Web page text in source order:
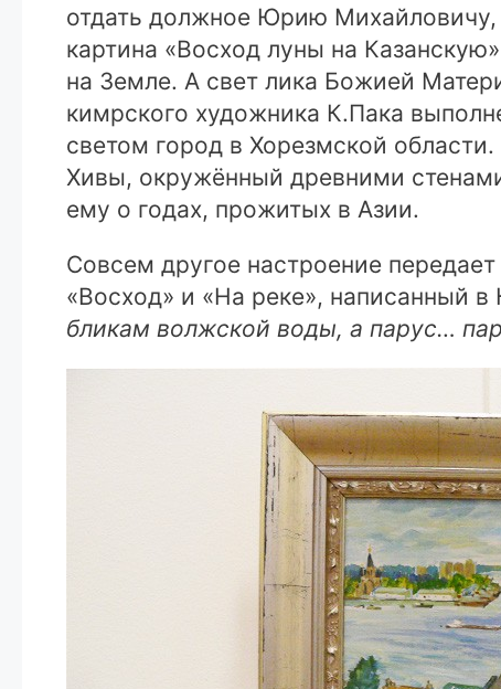
отдать должное Юрию Михайловичу,
картина «Восход луны на
на Земле. А свет лика Божией
кимрского художника К.Пака
светом город в Хорезмской
Хивы, окружённый древними
ему о годах, прожитых в Азии.
Совсем другое настроение
«Восход» и «На реке», написанный в
бликам волжской воды, а парус…